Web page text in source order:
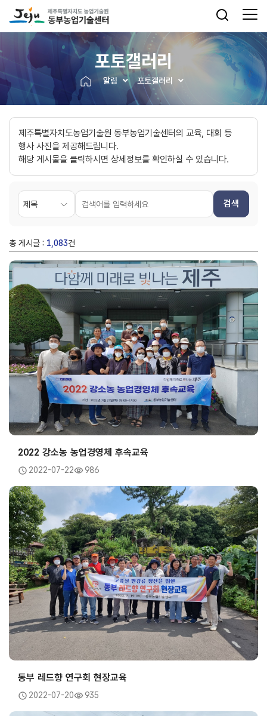
포토갤러리
알림 포토갤러리
제주특별자치도농업기술원 동부농업기술센터의 교육, 대회 등
행사 사진을 제공해드립니다.
해당 게시물을 클릭하시면 상세정보를 확인하실 수 있습니다.
검색
총 게시글 : 1,083건
2022 강소농 농업경영체 후속교육
2022-07-22 986
동부 레드향 연구회 현장교육
2022-07-20 935